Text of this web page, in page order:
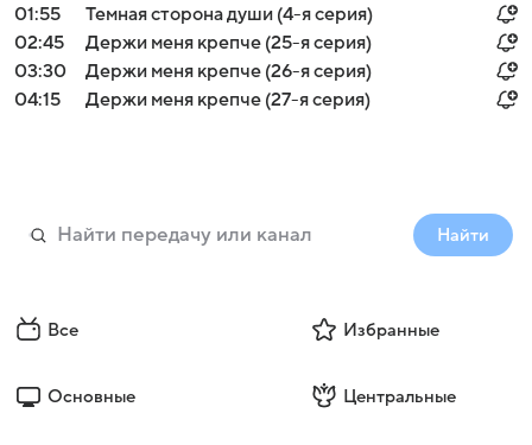
01:55
Темная сторона души (4-я серия)
02:45
Держи меня крепче (25-я серия)
03:30
Держи меня крепче (26-я серия)
04:15
Держи меня крепче (27-я серия)
Найти
Все Избранные
Основные Центральные